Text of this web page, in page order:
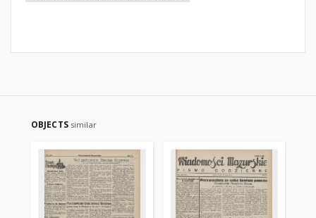
OBJECTS similar